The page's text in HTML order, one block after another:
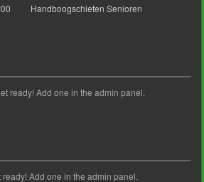
Handboogschieten Senioren
ready! Add one in the admin panel.
Add one in the admin panel.